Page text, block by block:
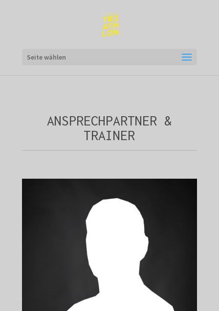
Seite wählen
ANSPRECHPARTNER &
TRAINER